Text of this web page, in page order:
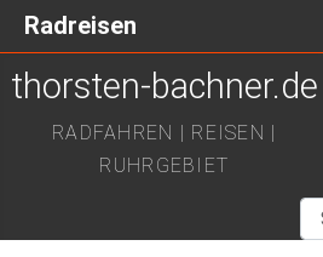
thorsten-bachner.de
RADFAHREN | REISEN |
RUHRGEBIET
Radreisen